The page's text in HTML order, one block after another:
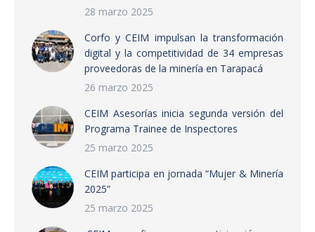
28 marzo 2025
Corfo y CEIM impulsan la transformación
digital y la competitividad de 34 empresas
proveedoras de la minería en Tarapacá
26 marzo 2025
CEIM Asesorías inicia segunda versión del
Programa Trainee de Inspectores
25 marzo 2025
CEIM participa en jornada “Mujer & Minería
2025”
25 marzo 2025